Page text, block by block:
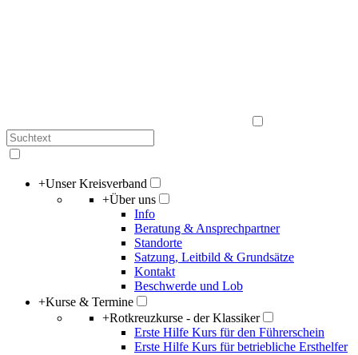
+Unser Kreisverband
+Über uns
Info
Beratung & Ansprechpartner
Standorte
Satzung, Leitbild & Grundsätze
Kontakt
Beschwerde und Lob
+Kurse & Termine
+Rotkreuzkurse - der Klassiker
Erste Hilfe Kurs für den Führerschein
Erste Hilfe Kurs für betriebliche Ersthelfer